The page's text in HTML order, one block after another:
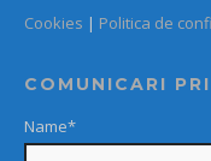
Cookies | Politica de
COMUNICARI
Name*